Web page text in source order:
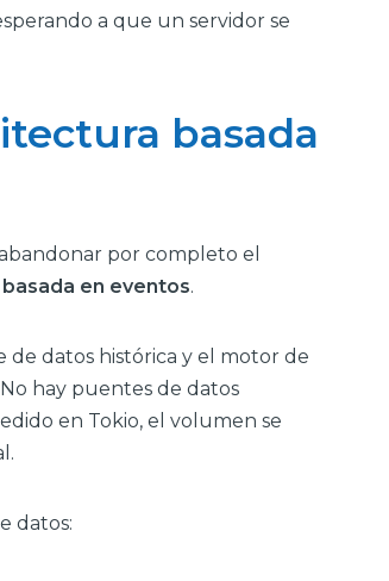
a que un servidor se
basada
por completo el
en eventos.
de datos histórica y el motor de
hay puentes de datos
en Tokio, el volumen se
datos: